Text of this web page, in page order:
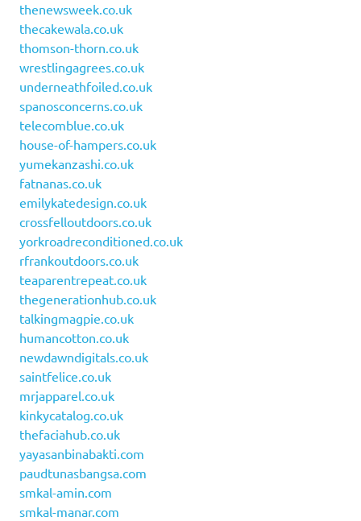
thenewsweek.co.uk
thecakewala.co.uk
thomson-thorn.co.uk
wrestlingagrees.co.uk
underneathfoiled.co.uk
spanosconcerns.co.uk
telecomblue.co.uk
house-of-hampers.co.uk
yumekanzashi.co.uk
fatnanas.co.uk
emilykatedesign.co.uk
crossfelloutdoors.co.uk
yorkroadreconditioned.co.uk
rfrankoutdoors.co.uk
teaparentrepeat.co.uk
thegenerationhub.co.uk
talkingmagpie.co.uk
humancotton.co.uk
newdawndigitals.co.uk
saintfelice.co.uk
mrjapparel.co.uk
kinkycatalog.co.uk
thefaciahub.co.uk
yayasanbinabakti.com
paudtunasbangsa.com
smkal-amin.com
smkal-manar.com